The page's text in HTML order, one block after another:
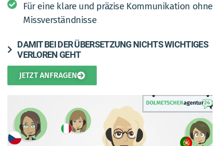
Für eine klare und präzise Kommunikation ohne
Missverständnisse
DAMIT BEI DER ÜBERSETZUNG NICHTS WICHTIGES
VERLOREN GEHT
JETZT ANFRAGEN